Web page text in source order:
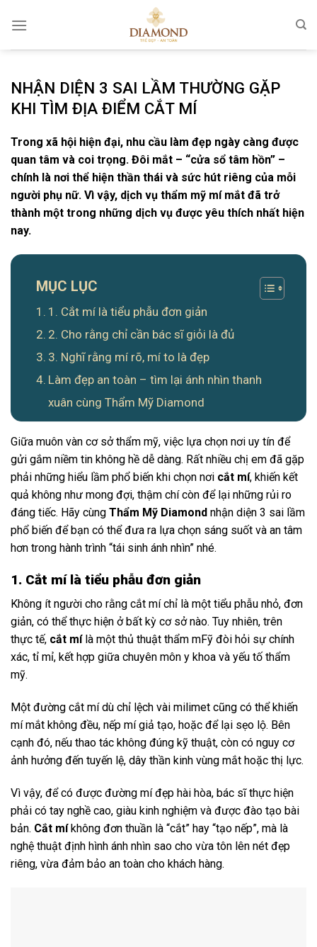
đến
NHẬN DIỆN 3 SAI LẦM THƯỜNG GẶP
KHI TÌM ĐỊA ĐIỂM CẮT MÍ
Trong xã hội hiện đại, nhu cầu làm đẹp ngày càng được
quan tâm và coi trọng. Đôi mắt – “cửa sổ tâm hồn” –
chính là nơi thể hiện thần thái và sức hút riêng của mỗi
người phụ nữ. Vì vậy, dịch vụ thẩm mỹ mí mắt đã trở
thành một trong những dịch vụ được yêu thích nhất hiện
nay.
MỤC LỤC
1. Cắt mí là tiểu phẫu đơn giản
2. Cho rằng chỉ cần bác sĩ giỏi là đủ
3. Nghĩ rằng mí rõ, mí to là đẹp
Làm đẹp an toàn – tìm lại ánh nhìn thanh
xuân cùng Thẩm Mỹ Diamond
Giữa muôn vàn cơ sở thẩm mỹ, việc lựa chọn nơi uy tín để
gửi gắm niềm tin không hề dễ dàng. Rất nhiều chị em đã gặp
phải những hiểu lầm phổ biến khi chọn nơi cắt mí, khiến kết
quả không như mong đợi, thậm chí còn để lại những rủi ro
đáng tiếc. Hãy cùng Thẩm Mỹ Diamond nhận diện 3 sai lầm
phổ biến để bạn có thể đưa ra lựa chọn sáng suốt và an tâm
hơn trong hành trình “tái sinh ánh nhìn” nhé.
1. Cắt mí là tiểu phẫu đơn giản
Không ít người cho rằng cắt mí chỉ là một tiểu phẫu nhỏ, đơn
giản, có thể thực hiện ở bất kỳ cơ sở nào. Tuy nhiên, trên
thực tế, cắt mílà một thủ thuật thẩm mFỹ đòi hỏi sự chính
xác, tỉ mỉ, kết hợp giữa chuyên môn y khoa và yếu tố thẩm
mỹ.
Một đường cắt mí dù chỉ lệch vài milimet cũng có thể khiến
mí mắt không đều, nếp mí giả tạo, hoặc để lại sẹo lộ. Bên
cạnh đó, nếu thao tác không đúng kỹ thuật, còn có nguy cơ
ảnh hưởng đến tuyến lệ, dây thần kinh vùng mắt hoặc thị lực.
Vì vậy, để có được đường mí đẹp hài hòa, bác sĩ thực hiện
phải có tay nghề cao, giàu kinh nghiệm và được đào tạo bài
bản. Cắt míkhông đơn thuần là “cắt” hay “tạo nếp”, mà là
nghệ thuật định hình ánh nhìn sao cho vừa tôn lên nét đẹp
riêng, vừa đảm bảo an toàn cho khách hàng.